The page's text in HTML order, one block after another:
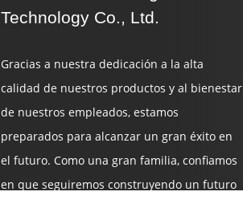
Technology Co., Ltd.
Gracias a nuestra dedicación a la alta
calidad de nuestros productos y al bienestar
de nuestros empleados, estamos
preparados para alcanzar un gran éxito en
el futuro. Como una gran familia, confiamos
en que seguiremos construyendo un futuro